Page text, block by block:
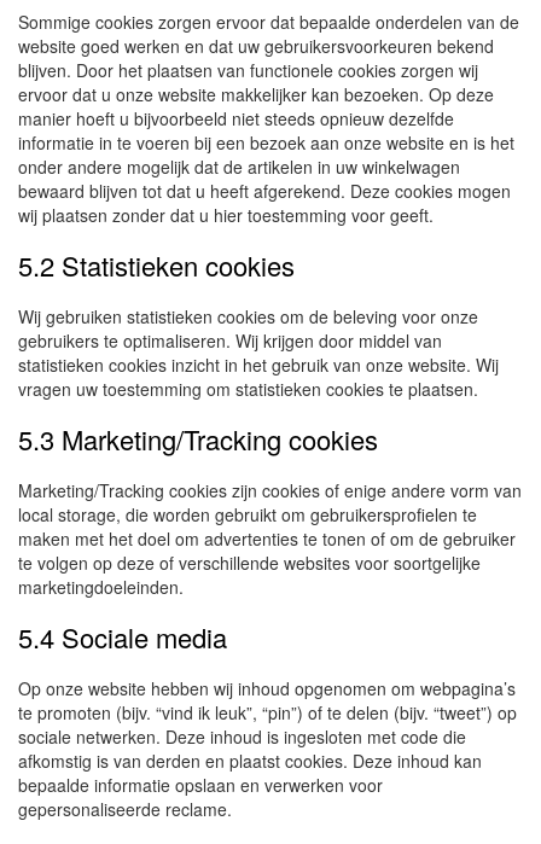
Sommige cookies zorgen ervoor dat bepaalde onderdelen van de
website goed werken en dat uw gebruikersvoorkeuren bekend
blijven. Door het plaatsen van functionele cookies zorgen wij
ervoor dat u onze website makkelijker kan bezoeken. Op deze
manier hoeft u bijvoorbeeld niet steeds opnieuw dezelfde
informatie in te voeren bij een bezoek aan onze website en is het
onder andere mogelijk dat de artikelen in uw winkelwagen
bewaard blijven tot dat u heeft afgerekend. Deze cookies mogen
wij plaatsen zonder dat u hier toestemming voor geeft.
5.2 Statistieken cookies
Wij gebruiken statistieken cookies om de beleving voor onze
gebruikers te optimaliseren. Wij krijgen door middel van
statistieken cookies inzicht in het gebruik van onze website. Wij
vragen uw toestemming om statistieken cookies te plaatsen.
5.3 Marketing/Tracking cookies
Marketing/Tracking cookies zijn cookies of enige andere vorm van
local storage, die worden gebruikt om gebruikersprofielen te
maken met het doel om advertenties te tonen of om de gebruiker
te volgen op deze of verschillende websites voor soortgelijke
marketingdoeleinden.
5.4 Sociale media
Op onze website hebben wij inhoud opgenomen om webpagina’s
te promoten (bijv. “vind ik leuk”, “pin”) of te delen (bijv. “tweet”) op
sociale netwerken. Deze inhoud is ingesloten met code die
afkomstig is van derden en plaatst cookies. Deze inhoud kan
bepaalde informatie opslaan en verwerken voor
gepersonaliseerde reclame.